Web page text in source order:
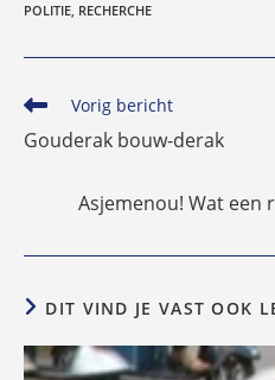
POLITIE, RECHERCHE
Lees
artikelen
Vorig bericht
Gouderak bouw-derak
Asjemenou! Wat
DIT VIND JE VAST OOK